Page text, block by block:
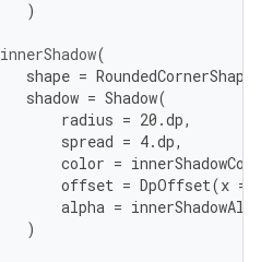
)
innerShadow(
shape = RoundedCornerShape
shadow = Shadow(
radius = 20.dp,
spread = 4.dp,
color =
offset = DpOffset(x =
alpha =
)